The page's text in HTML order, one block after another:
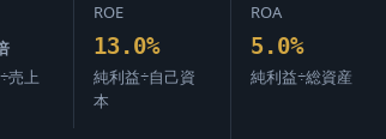
売上
ROE
13.0%
純利益÷自己資
本
ROA
5.0%
純利益÷総資産